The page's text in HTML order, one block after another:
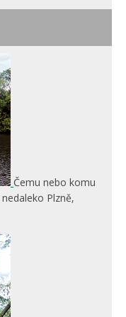
Čemu nebo komu
Plzně,